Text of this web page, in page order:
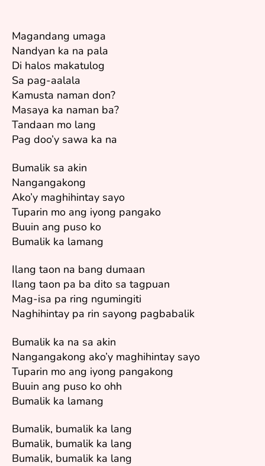
Magandang umaga
Nandyan ka na pala
Di halos makatulog
Sa pag-aalala
Kamusta naman don?
Masaya ka naman ba?
Tandaan mo lang
Pag doo’y sawa ka na
Bumalik sa akin
Nangangakong
Ako’y maghihintay sayo
Tuparin mo ang iyong pangako
Buuin ang puso ko
Bumalik ka lamang
Ilang taon na bang dumaan
Ilang taon pa ba dito sa tagpuan
Mag-isa pa ring ngumingiti
Naghihintay pa rin sayong pagbabalik
Bumalik ka na sa akin
Nangangakong ako’y maghihintay sayo
Tuparin mo ang iyong pangakong
Buuin ang puso ko ohh
Bumalik ka lamang
Bumalik, bumalik ka lang
Bumalik, bumalik ka lang
Bumalik, bumalik ka lang